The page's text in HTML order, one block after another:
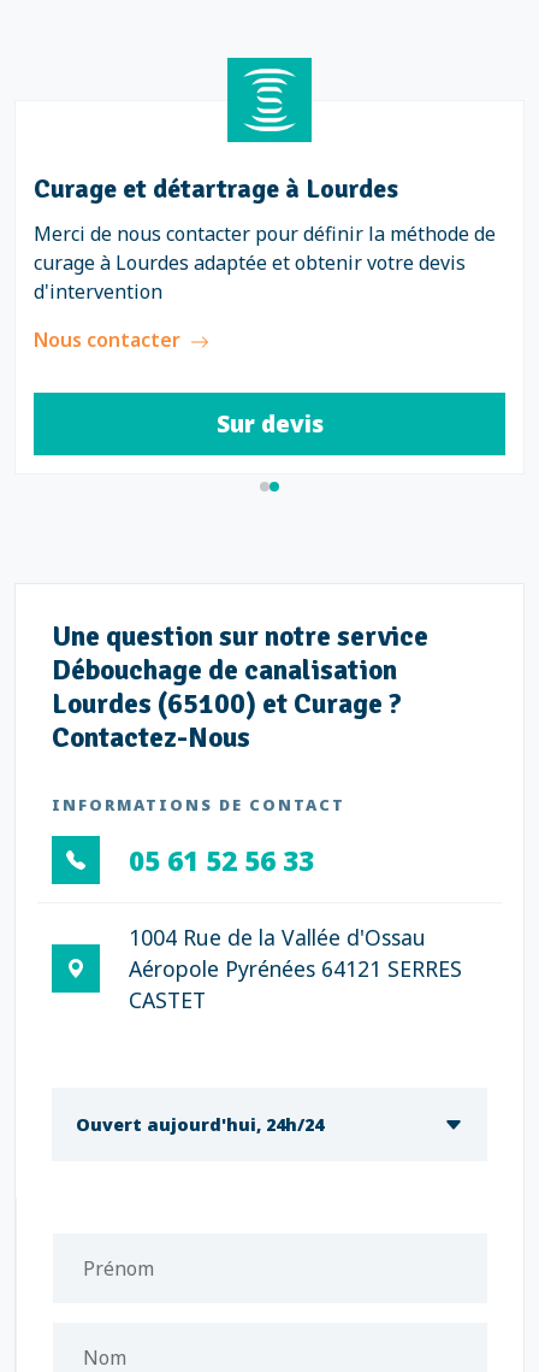
Curage et détartrage à Lourdes
Merci de nous contacter pour définir la méthode de
curage à Lourdes adaptée et obtenir votre devis
d'intervention
Nous contacter
Sur devis
Une question sur notre service
Débouchage de canalisation
Lourdes (65100) et Curage ?
Contactez-Nous
INFORMATIONS DE CONTACT
05 61 52 56 33
1004 Rue de la Vallée d'Ossau
Aéropole Pyrénées 64121 SERRES
CASTET
Ouvert aujourd'hui, 24h/24
Prénom
Nom